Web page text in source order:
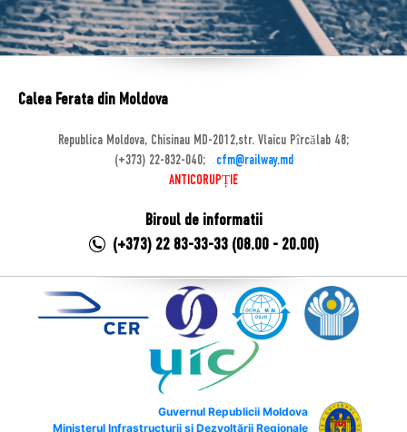
Calea Ferata din Moldova
Republica Moldova, Chisinau MD-2012,str. Vlaicu Pîrcălab 48;
(+373) 22-832-040;
cfm@railway.md
ANTICORUPȚIE
Biroul de informatii
(+373) 22 83-33-33 (08.00 - 20.00)
Guvernul Republicii Moldova
Ministerul Infrastructurii și Dezvoltării Regionale